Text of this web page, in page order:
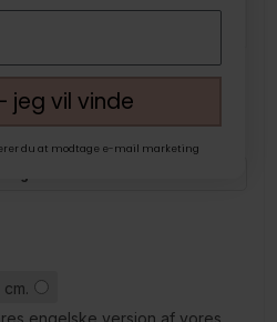
engelske version af vores
jeg vil vinde
du at modtage e-mail marketing